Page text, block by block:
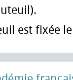
est fixée